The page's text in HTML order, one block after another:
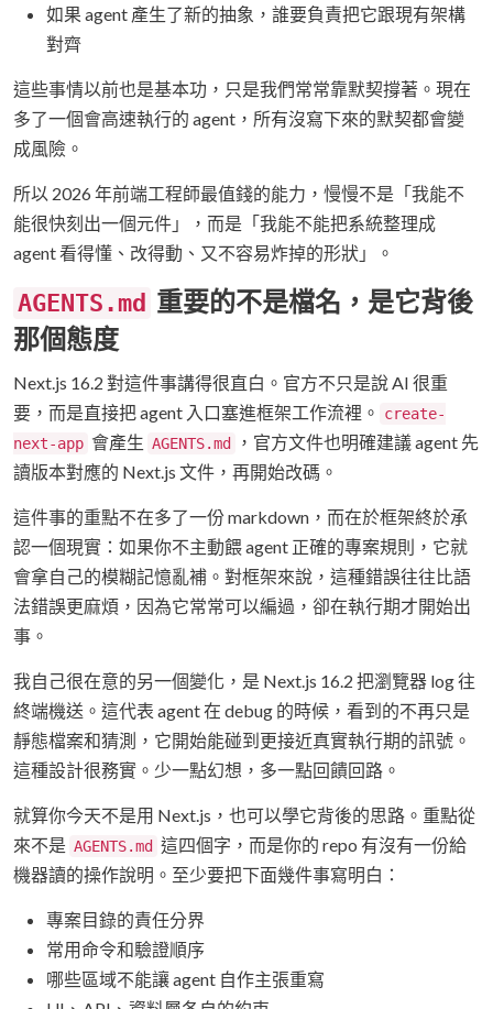
如果 agent 產生了新的抽象，誰要負責把它跟現有架構
對齊
這些事情以前也是基本功，只是我們常常靠默契撐著。現在
多了一個會高速執行的 agent，所有沒寫下來的默契都會變
成風險。
所以 2026 年前端工程師最值錢的能力，慢慢不是「我能不
能很快刻出一個元件」，而是「我能不能把系統整理成
agent 看得懂、改得動、又不容易炸掉的形狀」。
AGENTS.md 重要的不是檔名，是它背後
那個態度
Next.js 16.2 對這件事講得很直白。官方不只是說 AI 很重
要，而是直接把 agent 入口塞進框架工作流裡。
create-
next-app 會產生 AGENTS.md
，官方文件也明確建議 agent 先
讀版本對應的 Next.js 文件，再開始改碼。
這件事的重點不在多了一份 markdown，而在於框架終於承
認一個現實：如果你不主動餵 agent 正確的專案規則，它就
會拿自己的模糊記憶亂補。對框架來說，這種錯誤往往比語
法錯誤更麻煩，因為它常常可以編過，卻在執行期才開始出
事。
我自己很在意的另一個變化，是 Next.js 16.2 把瀏覽器 log 往
終端機送。這代表 agent 在 debug 的時候，看到的不再只是
靜態檔案和猜測，它開始能碰到更接近真實執行期的訊號。
這種設計很務實。少一點幻想，多一點回饋回路。
就算你今天不是用 Next.js，也可以學它背後的思路。重點從
來不是 AGENTS.md 這四個字，而是你的 repo 有沒有一份給
機器讀的操作說明。至少要把下面幾件事寫明白：
專案目錄的責任分界
常用命令和驗證順序
哪些區域不能讓 agent 自作主張重寫